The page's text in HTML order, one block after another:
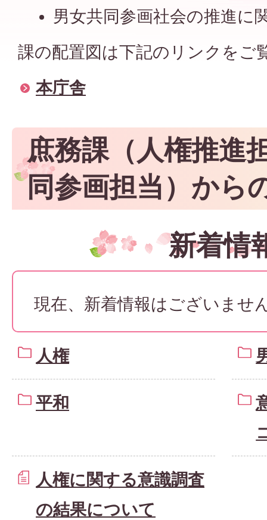
男女共同参画社会の推進に
課の配置図は下記のリンクをご
本庁舎
庶務課（人権推進
同参画担当）から
新着情
現在、新着情報はございませ
人権
平和
人権に関する意識調査
の結果について